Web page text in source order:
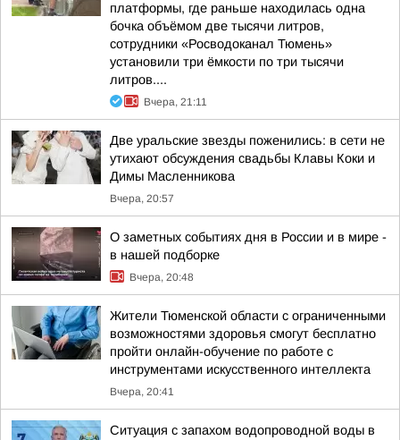
платформы, где раньше находилась одна
бочка объёмом две тысячи литров,
сотрудники «Росводоканал Тюмень»
установили три ёмкости по три тысячи
литров....
Вчера, 21:11
Две уральские звезды поженились: в сети не
утихают обсуждения свадьбы Клавы Коки и
Димы Масленникова
Вчера, 20:57
О заметных событиях дня в России и в мире -
в нашей подборке
Вчера, 20:48
Жители Тюменской области с ограниченными
возможностями здоровья смогут бесплатно
пройти онлайн-обучение по работе с
инструментами искусственного интеллекта
Вчера, 20:41
Ситуация с запахом водопроводной воды в